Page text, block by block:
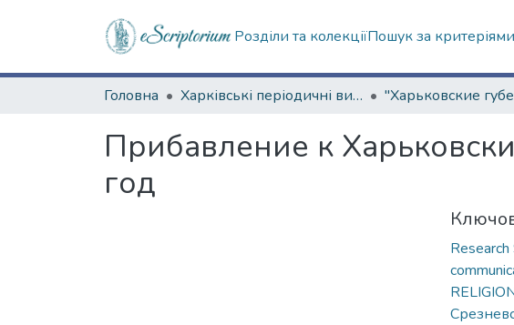
Розділи та колекціїПошук за критеріями
Головна Харківські періодичні видання
Прибавление к
год